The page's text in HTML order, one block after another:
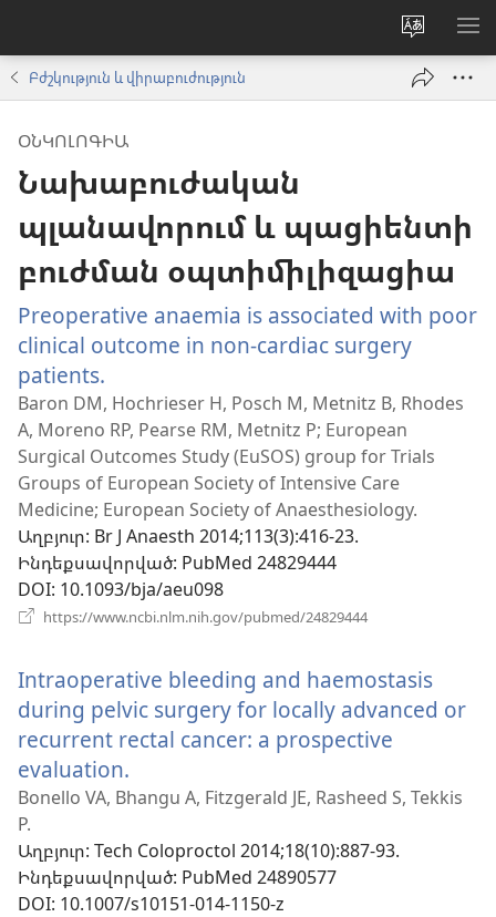
Փոխել
կայքի
լեզուն
Բժշկություն և վիրաբուժություն
ՕՆԿՈԼՈԳԻԱ
Նախաբուժական
պլանավորում և պացիենտի
բուժման օպտիմիլիզացիա
Preoperative anaemia is associated with poor
clinical outcome in non-cardiac surgery
patients.
է
նոր
պատուհան)
Baron DM, Hochrieser H, Posch M, Metnitz B, Rhodes
A, Moreno RP, Pearse RM, Metnitz P; European
Surgical Outcomes Study (EuSOS) group for Trials
Groups of European Society of Intensive Care
Medicine; European Society of Anaesthesiology.
Աղբյուր‎: Br J Anaesth 2014;113(3):416-23.
Ինդեքսավորված‎: PubMed 24829444
DOI‎: 10.1093/bja/aeu098
https://www.ncbi.nlm.nih.gov/pubmed/24829444
պատուհան)
Intraoperative bleeding and haemostasis
during pelvic surgery for locally advanced or
recurrent rectal cancer: a prospective
evaluation.
է
պատուհան)
Bonello VA, Bhangu A, Fitzgerald JE, Rasheed S, Tekkis
P.
Աղբյուր‎: Tech Coloproctol 2014;18(10):887-93.
Ինդեքսավորված‎: PubMed 24890577
DOI‎: 10.1007/s10151-014-1150-z